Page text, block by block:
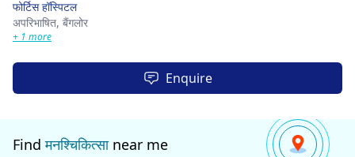
फोर्टिस हॉस्पिटल
अपरिभाषित, बैंगलोर
+ 1 more
Enquire
Findमनश्चिकित्साnear me